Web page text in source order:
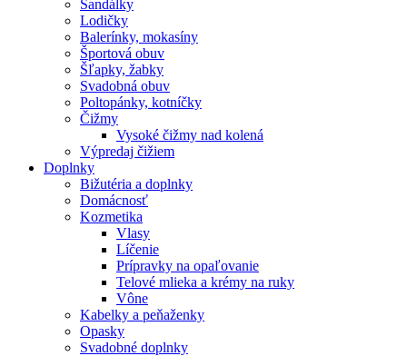
Sandálky
Lodičky
Balerínky, mokasíny
Športová obuv
Šľapky, žabky
Svadobná obuv
Poltopánky, kotníčky
Čižmy
Vysoké čižmy nad kolená
Výpredaj čižiem
Doplnky
Bižutéria a doplnky
Domácnosť
Kozmetika
Vlasy
Líčenie
Prípravky na opaľovanie
Telové mlieka a krémy na ruky
Vône
Kabelky a peňaženky
Opasky
Svadobné doplnky